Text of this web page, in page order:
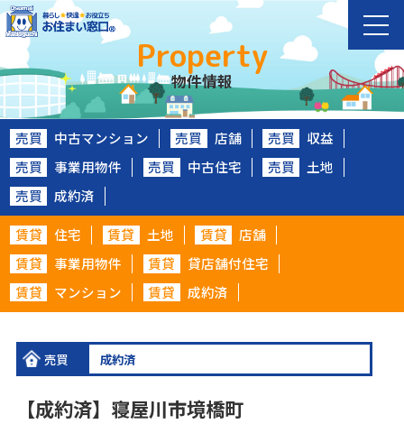
Property
物件情報
売買 中古マンション 売買 店舗 売買
収益
売買
事業用物件 売買 中古住宅 売買
土地
売買
成約済
賃貸 住宅 賃貸 土地 賃貸
店舗
賃貸
事業用物件 賃貸
貸店舗付住宅
賃貸
マンション 賃貸 成約済
売買 成約済
【成約済】寝屋川市境橋町